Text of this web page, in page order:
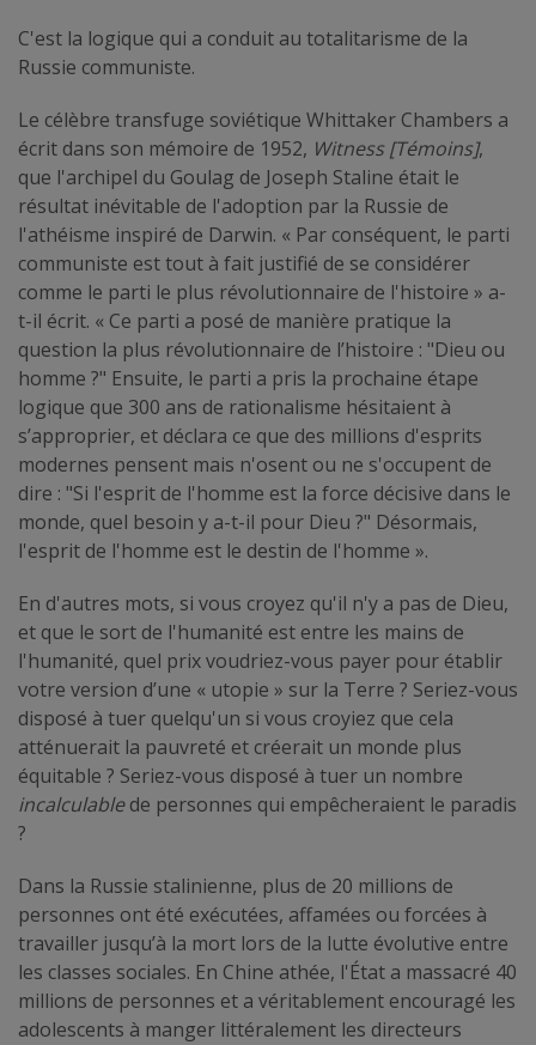
C'est la logique qui a conduit au totalitarisme de la
Russie communiste.
Le célèbre transfuge soviétique Whittaker Chambers a
écrit dans son mémoire de 1952, Witness [Témoins],
que l'archipel du Goulag de Joseph Staline était le
résultat inévitable de l'adoption par la Russie de
l'athéisme inspiré de Darwin. « Par conséquent, le parti
communiste est tout à fait justifié de se considérer
comme le parti le plus révolutionnaire de l'histoire » a-
t-il écrit. « Ce parti a posé de manière pratique la
question la plus révolutionnaire de l’histoire : "Dieu ou
homme ?" Ensuite, le parti a pris la prochaine étape
logique que 300 ans de rationalisme hésitaient à
s’approprier, et déclara ce que des millions d'esprits
modernes pensent mais n'osent ou ne s'occupent de
dire : "Si l'esprit de l'homme est la force décisive dans le
monde, quel besoin y a-t-il pour Dieu ?" Désormais,
l'esprit de l'homme est le destin de l'homme ».
En d'autres mots, si vous croyez qu'il n'y a pas de Dieu,
et que le sort de l'humanité est entre les mains de
l'humanité, quel prix voudriez-vous payer pour établir
votre version d’une « utopie » sur la Terre ? Seriez-vous
disposé à tuer quelqu'un si vous croyiez que cela
atténuerait la pauvreté et créerait un monde plus
équitable ? Seriez-vous disposé à tuer un nombre
incalculablede personnes qui empêcheraient le paradis
?
Dans la Russie stalinienne, plus de 20 millions de
personnes ont été exécutées, affamées ou forcées à
travailler jusqu’à la mort lors de la lutte évolutive entre
les classes sociales. En Chine athée, l'État a massacré 40
millions de personnes et a véritablement encouragé les
adolescents à manger littéralement les directeurs